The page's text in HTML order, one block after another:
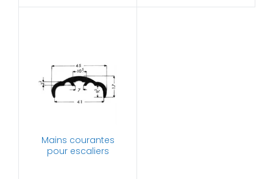
Mains courantes
pour escaliers